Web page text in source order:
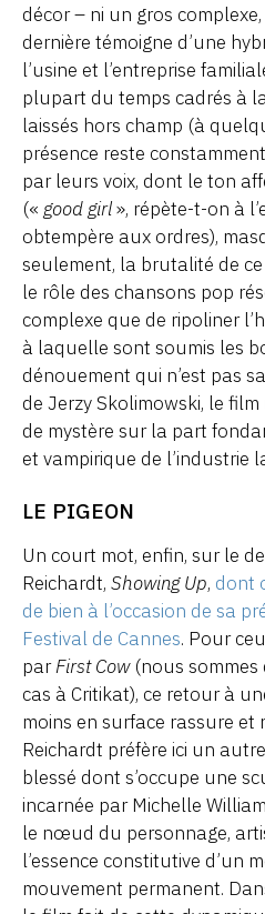
décor – ni un gros
dernière témoigne d’une
l’usine et l’entreprise
plupart du temps cadrés à
laissés hors champ (à
présence reste
par leurs voix, dont le ton
(« good girl», répète-t-on à
obtempère aux ordres),
seulement, la brutalité de ce
le rôle des chansons pop
complexe que de ripoliner
à laquelle sont soumis les
dénouement qui n’est pas
de Jerzy Skolimowski, le
de mystère sur la part
et vampirique de l’industrie
LE PIGEON
Un court mot, enfin, sur le
Reichardt, Showing Up, dont
de bien à l’occasion de sa
Festival de Cannes. Pour
parFirst Cow (nous
cas à Critikat), ce retour à
moins en surface rassure et
Reichardt préfère ici un
blessé dont s’occupe une
incarnée par Michelle
le nœud du personnage,
l’essence constitutive d’un
mouvement permanent.